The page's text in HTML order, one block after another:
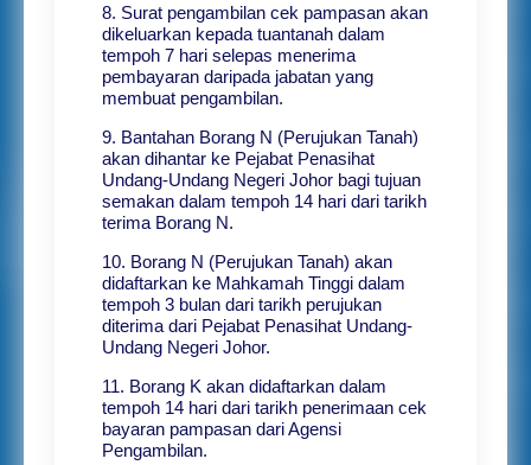
8. Surat pengambilan cek pampasan akan
dikeluarkan kepada tuantanah dalam
tempoh 7 hari selepas menerima
pembayaran daripada jabatan yang
membuat pengambilan.
9. Bantahan Borang N (Perujukan Tanah)
akan dihantar ke Pejabat Penasihat
Undang-Undang Negeri Johor bagi tujuan
semakan dalam tempoh 14 hari dari tarikh
terima Borang N.
10. Borang N (Perujukan Tanah) akan
didaftarkan ke Mahkamah Tinggi dalam
tempoh 3 bulan dari tarikh perujukan
diterima dari Pejabat Penasihat Undang-
Undang Negeri Johor.
11. Borang K akan didaftarkan dalam
tempoh 14 hari dari tarikh penerimaan cek
bayaran pampasan dari Agensi
Pengambilan.